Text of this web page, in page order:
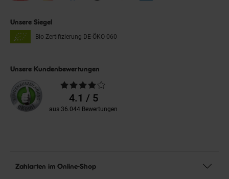
Unsere Siegel
Bio Zertifizierung DE-ÖKO-060
Unsere Kundenbewertungen
Durchschnittliche
Bewertungen4.1 / 5
aus 36.044 Bewertungen
Zahlarten im Online-Shop